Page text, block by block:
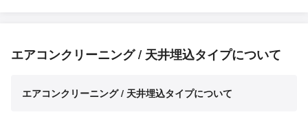
エアコンクリーニング / 天井埋込タイプについて
エアコンクリーニング / 天井埋込タイプについて